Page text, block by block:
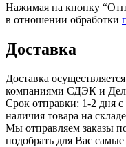
Нажимая на кнопку
в отношении обработки
Доставка
Доставка
компаниями СДЭК и
Срок отправки: 1-2 дня
наличия товара на
Мы отправляем заказы
подобрать для Вас